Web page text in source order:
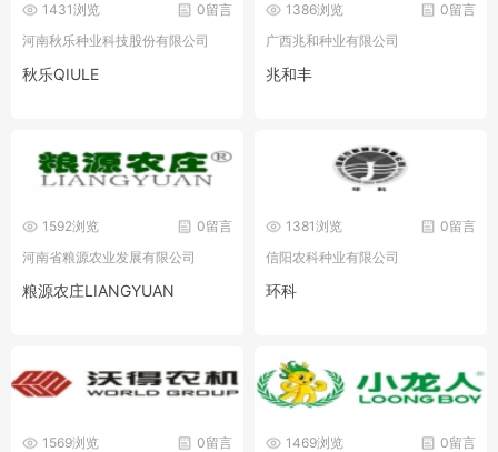
0留言
1431浏览
河南秋乐种业科技股份有限公司
秋乐QIULE
0留言
1386浏览
广西兆和种业有限公司
兆和丰
0留言
1592浏览
河南省粮源农业发展有限公司
粮源农庄LIANGYUAN
0留言
1381浏览
信阳农科种业有限公司
环科
0留言
1569浏览
0留言
1469浏览